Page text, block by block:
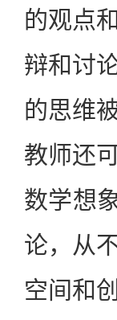
的观点
辩和讨
的思维
教师还
数学想
论，从
空间和